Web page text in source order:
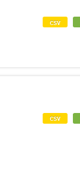
csv
csv